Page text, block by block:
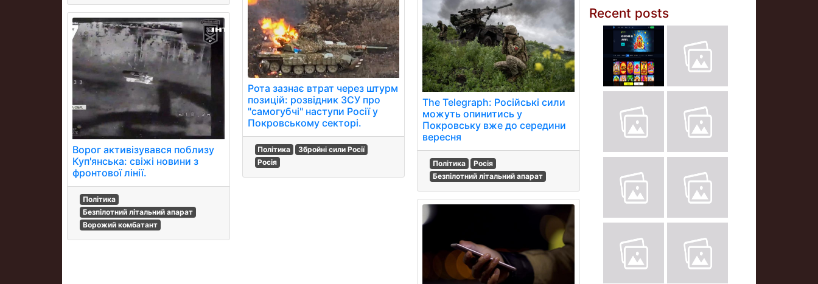
Ворог активізувався поблизу
Куп'янська: свіжі новини з
фронтової лінії.
Політика
Безпілотний літальний апарат
Ворожий комбатант
Рота зазнає втрат через штурм
позицій: розвідник ЗСУ про
"самогубчі" наступи Росії у
Покровському секторі.
Політика
Збройні сили Росії
Росія
The Telegraph: Російські сили
можуть опинитись у
Покровську вже до середини
вересня
Політика
Росія
Безпілотний літальний апарат
Recent posts